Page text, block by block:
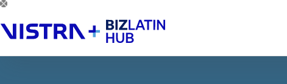
Saltar
contenido